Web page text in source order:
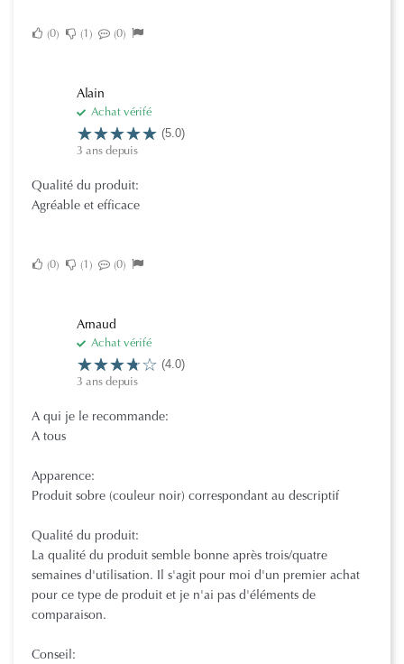
0 1 0
Alain
Achat vérifé
(5.0)
3 ans depuis
Qualité du produit:
Agréable et efficace
0 1 0
Arnaud
Achat vérifé
(4.0)
3 ans depuis
A qui je le recommande:
A tous
Apparence:
Produit sobre (couleur noir) correspondant au descriptif
Qualité du produit:
La qualité du produit semble bonne après trois/quatre
semaines d'utilisation. Il s'agit pour moi d'un premier achat
pour ce type de produit et je n'ai pas d'éléments de
comparaison.
Conseil: